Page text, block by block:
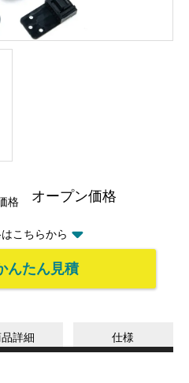
格 オープン価格
こちらから
んたん見積
詳細 仕様